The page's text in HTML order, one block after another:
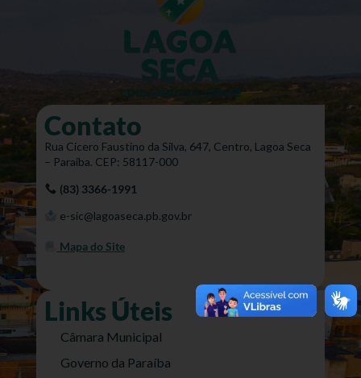
Contato
Rua Cícero Faustino da Silva, 647, Centro, Lagoa Seca
– Paraíba. CEP: 58117-000
(83) 3366-1991
e-sic@lagoaseca.pb.gov.br
Mapa do Site
Links Úteis
Câmara Municipal
Governo da Paraíba